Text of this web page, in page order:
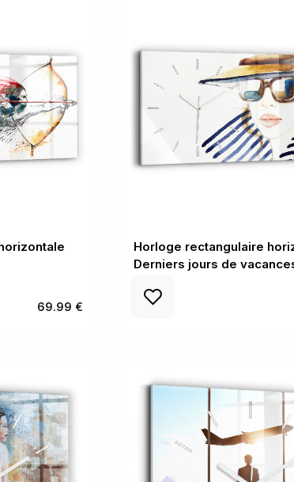
69.99 €
Horloge rectangulaire
Derniers jours de